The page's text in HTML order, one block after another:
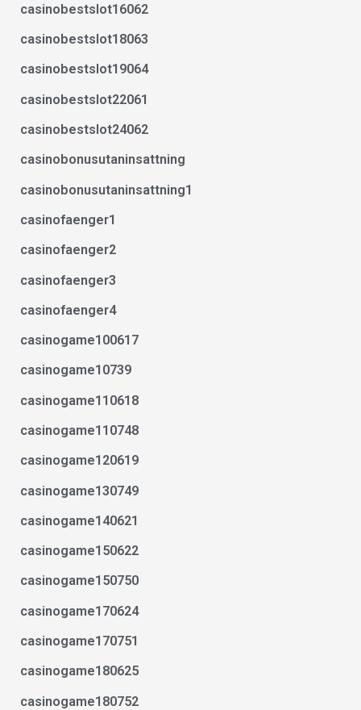
casinobestslot16062
casinobestslot18063
casinobestslot19064
casinobestslot22061
casinobestslot24062
casinobonusutaninsattning
casinobonusutaninsattning1
casinofaenger1
casinofaenger2
casinofaenger3
casinofaenger4
casinogame100617
casinogame10739
casinogame110618
casinogame110748
casinogame120619
casinogame130749
casinogame140621
casinogame150622
casinogame150750
casinogame170624
casinogame170751
casinogame180625
casinogame180752